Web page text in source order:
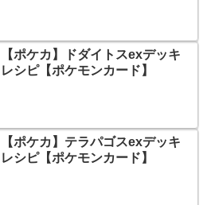
【ポケカ】ドダイトスexデッキ
レシピ【ポケモンカード】
【ポケカ】テラパゴスexデッキ
レシピ【ポケモンカード】